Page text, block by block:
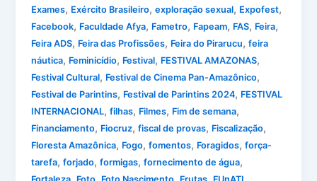
Exames, Exército Brasileiro,exploração sexual, Expofest,
Facebook, Faculdade Afya, Fametro, Fapeam, FAS, Feira,
Feira ADS, Feira das Profissões, Feira do Pirarucu,feira
náutica, Feminicídio, Festival, FESTIVAL AMAZONAS,
Festival Cultural, Festival de Cinema Pan-Amazônico,
Festival de Parintins, Festival de Parintins 2024, FESTIVAL
INTERNACIONAL,filhas, Filmes, Fim de semana,
Financiamento, Fiocruz,fiscal de provas, Fiscalização,
Floresta Amazônica, Fogo,fomentos, Foragidos,força-
tarefa,forjado,formigas,fornecimento de água,